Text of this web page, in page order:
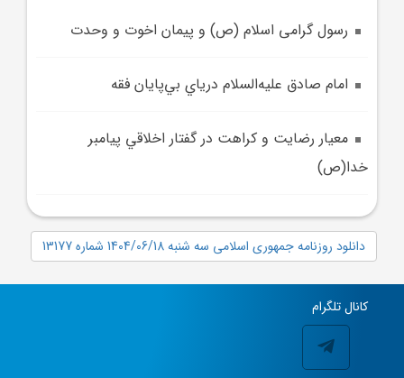
رسول گرامی اسلام (ص) و پيمان اخوت و وحدت
امام صادق عليه‌السلام درياي بي‌پايان فقه
معيار رضايت و کراهت در گفتار اخلاقي پيامبر
خدا(ص)
دانلود روزنامه جمهوری اسلامی سه شنبه 1404/06/18 شماره 13177
کانال تلگرام